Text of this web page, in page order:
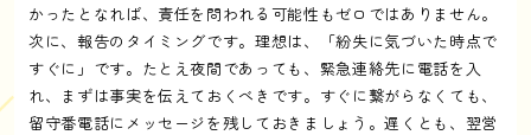
かったとなれば、責任を問われる可能性もゼロではありません。
次に、報告のタイミングです。理想は、「紛失に気づいた時点で
すぐに」です。たとえ夜間であっても、緊急連絡先に電話を入
れ、まずは事実を伝えておくべきです。すぐに繋がらなくても、
留守番電話にメッセージを残しておきましょう。遅くとも、翌営